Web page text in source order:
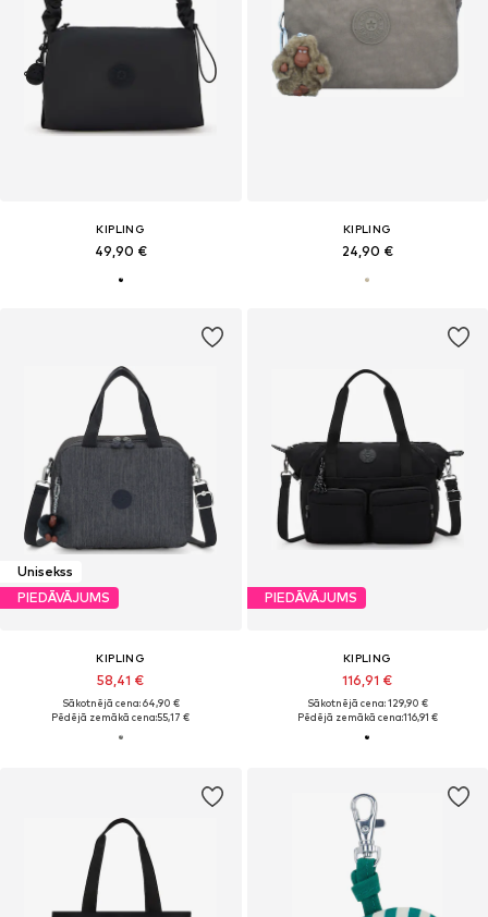
KIPLING
49,90 €
KIPLING
24,90 €
Unisekss
PIEDĀVĀJUMS
KIPLING
58,41 €
Sākotnējā cena: 64,90 €
Pēdējā zemākā cena:55,17 €
PIEDĀVĀJUMS
KIPLING
116,91 €
Sākotnējā cena: 129,90 €
Pēdējā zemākā cena:116,91 €